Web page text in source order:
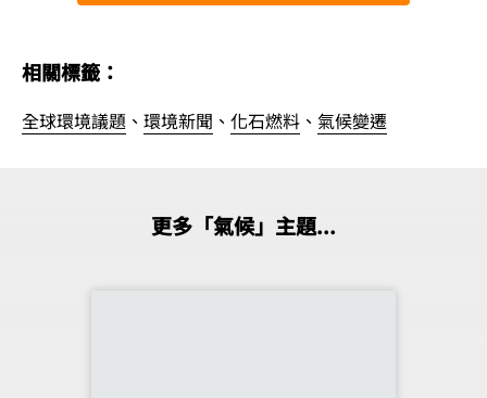
相關標籤：
全球環境議題 、 環境新聞 、 化石燃料 、 氣候變遷
更多「氣候」主題...